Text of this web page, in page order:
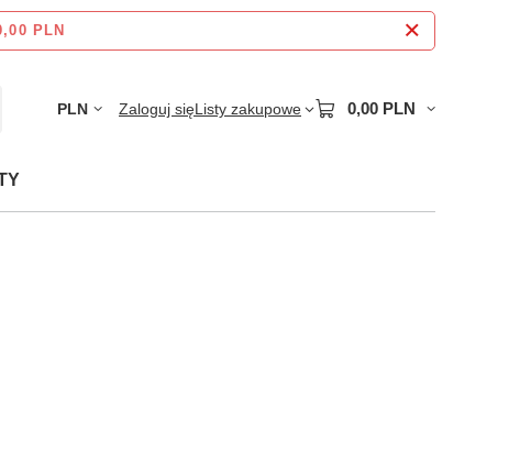
PLN
PLN Zaloguj sięListy zakupowe 0,00 PLN